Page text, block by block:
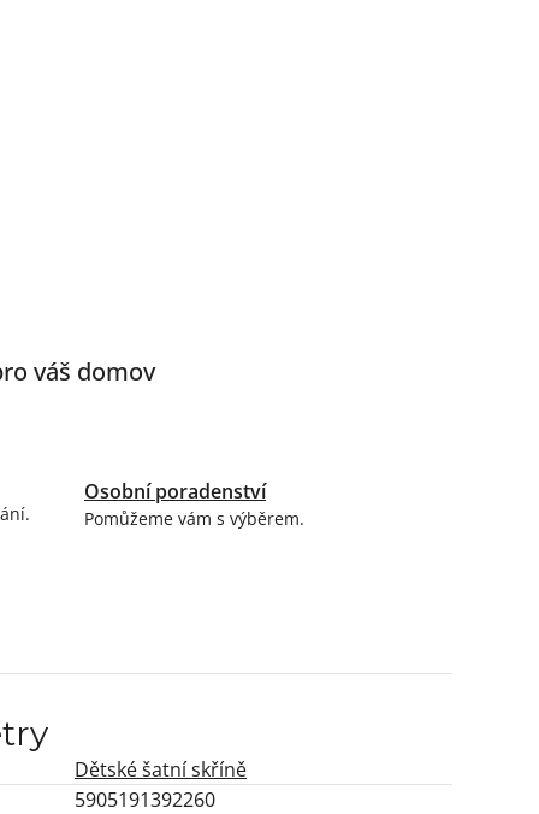
váš domov
Osobní poradenství
Pomůžeme vám s výběrem.
Dětské šatní skříně
5905191392260